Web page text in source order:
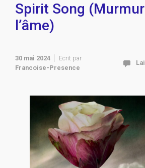
Spirit Song
l’âme)
30 mai 2024
Ecrit par
Francoise-Presence